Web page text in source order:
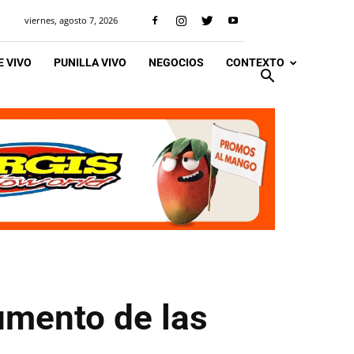
viernes, agosto 7, 2026
VIVO PUNILLA VIVO NEGOCIOS CONTEXTO
de las